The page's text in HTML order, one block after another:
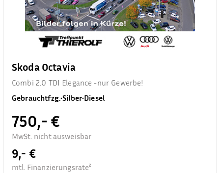
Skoda Octavia
Combi 2.0 TDI Elegance -nur Gewerbe!
Gebrauchtfzg.•Silber•Diesel
750,- €
MwSt. nicht ausweisbar
9,- €
mtl. Finanzierungsrate²